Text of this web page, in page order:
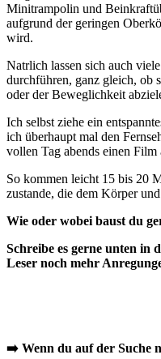
Minitrampolin und
aufgrund der geringen
wird.
Natrlich lassen sich auch
durchführen, ganz gleich, ob
oder der Beweglichkeit
Ich selbst ziehe ein
ich überhaupt mal den
vollen Tag abends einen Film
So kommen leicht 15 bis 20
zustande, die dem Körper
Wie oder wobei baust du
Schreibe es gerne unten in
Leser noch mehr
➡️ Wenn du auf der Suche